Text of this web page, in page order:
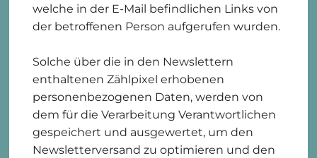
welche in der E-Mail befindlichen Links von
der betroffenen Person aufgerufen wurden.
Solche über die in den Newslettern
enthaltenen Zählpixel erhobenen
personenbezogenen Daten, werden von
dem für die Verarbeitung Verantwortlichen
gespeichert und ausgewertet, um den
Newsletterversand zu optimieren und den